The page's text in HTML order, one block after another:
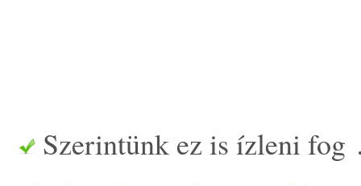
paradicsomsavasságát.
Szerintünk ez is ízleni